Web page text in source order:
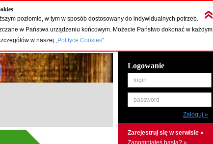
poziomie, w tym w sposób dostosowany do indywidualnych potrzeb.
w Państwa urządzeniu końcowym. Możecie Państwo dokonać w każdym
w naszej „Polityce Cookies”.
Logowanie
login
password
Zarejestruj się w serwisie »
Zapomniałeś hasła? »